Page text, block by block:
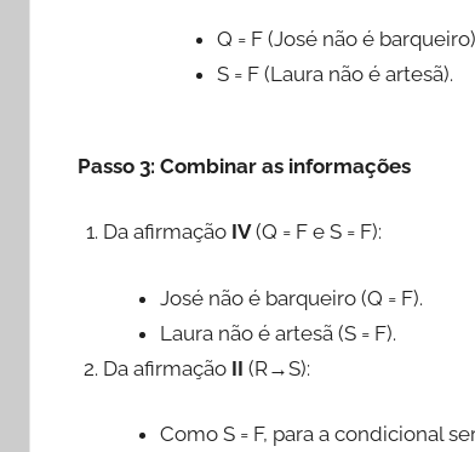
Q = F (José não é
S = F (Laura não é artesã).
Passo 3: Combinar as informações
Da afirmação IV(Q = F e S = F):
José não é barqueiro (Q = F).
Laura não é artesã (S = F).
Da afirmação II (R→S):
Como S = F, para a condicional